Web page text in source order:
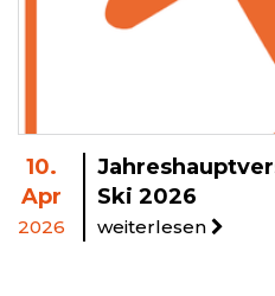
10.
Apr
2026
Ski 2026
weiterlesen